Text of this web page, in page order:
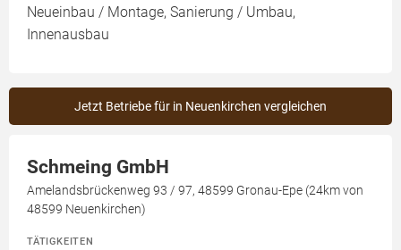
Neueinbau / Montage, Sanierung / Umbau,
Innenausbau
Jetzt Betriebe für in Neuenkirchen vergleichen
Schmeing GmbH
Amelandsbrückenweg 93 / 97, 48599 Gronau-Epe (24km von
48599 Neuenkirchen)
TÄTIGKEITEN